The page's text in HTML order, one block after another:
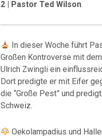
2 | Pastor Ted Wilson
In dieser Woche führt
Großen Kontroverse mit
Ulrich Zwingli ein
Dort predigte er mit Eifer
die “Große Pest” und
Schweiz.
Oekolampadius und